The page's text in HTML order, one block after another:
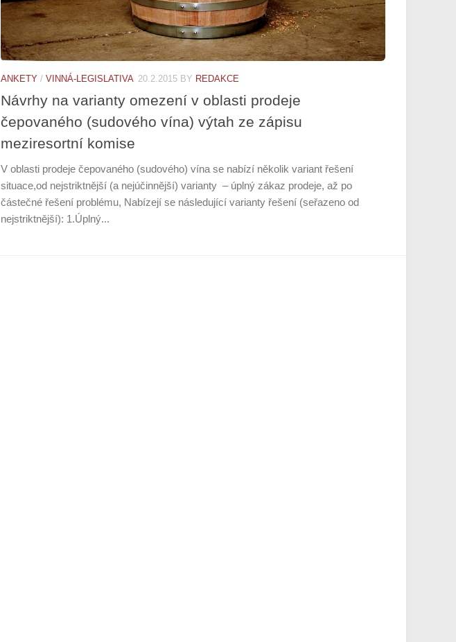
ANKETY / VINNÁ-LEGISLATIVA 20.2.2015 BY REDAKCE
Návrhy na varianty omezení v oblasti prodeje
čepovaného (sudového vína) výtah ze zápisu
meziresortní komise
V oblasti prodeje čepovaného (sudového) vína se nabízí několik variant řešení
situace,od nejstriktnější (a nejúčinnější) varianty – úplný zákaz prodeje, až po
částečné řešení problému, Nabízejí se následující varianty řešení (seřazeno od
nejstriktnější): 1.Úplný...